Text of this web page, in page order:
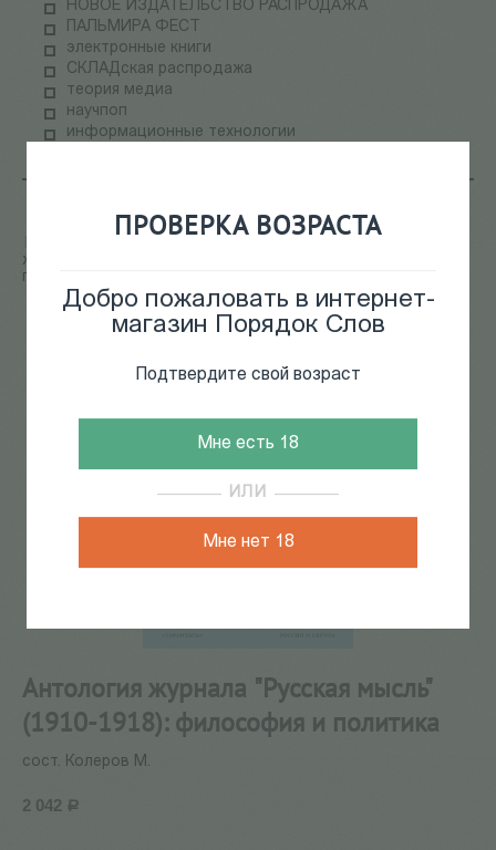
ПРОВЕРКА ВОЗРАСТА
Добро пожаловать в интернет-
магазин Порядок Слов
Подтвердите свой возраст
Мне есть 18
ИЛИ
Мне нет 18
НОВОЕ ИЗДАТЕЛЬСТВО РАСПРОДАЖА
ПАЛЬМИРА ФЕСТ
электронные книги
СКЛАДская распродажа
теория медиа
научпоп
информационные технологии
журнала "Русская мысль" (1910-1918): философия и
политика
31
из 165
Антология журнала "Русская мысль"
(1910-1918): философия и политика
сост. Колеров М.
2 042 Р